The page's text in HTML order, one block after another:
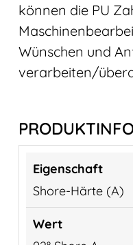
können die PU
Wünschen und
verarbeiten/
Shore-Härte (A)